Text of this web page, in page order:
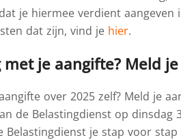
je hiermee verdient
dat zijn, vind je hier.
met je aangifte? Meld
over 2025 zelf? Meld je
de Belastingdienst op
Belastingdienst je stap voor